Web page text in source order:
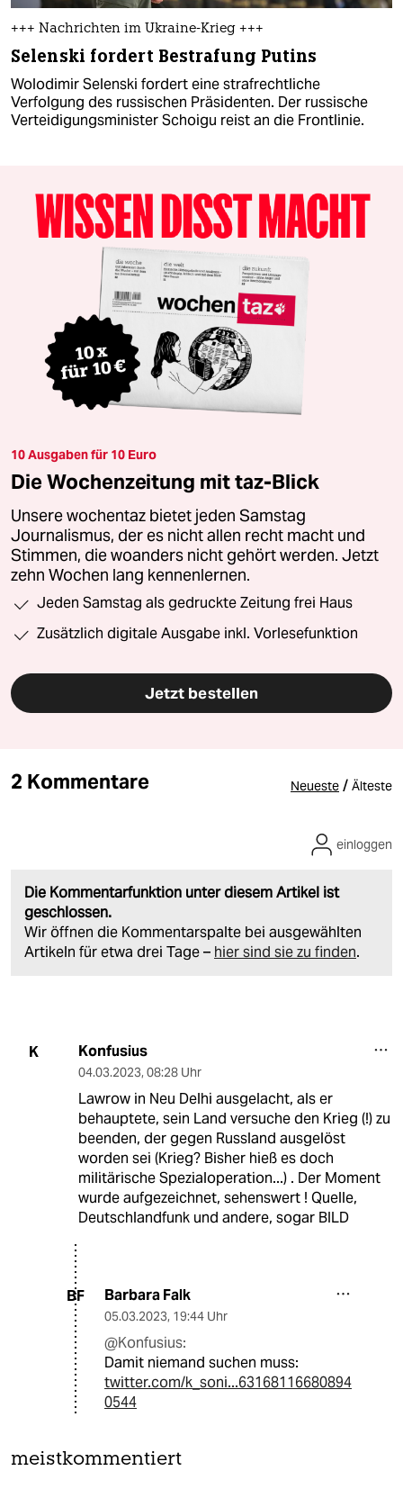
+++ Nachrichten im Ukraine-Krieg +++
Selenski fordert Bestrafung Putins
Wolodimir Selenski fordert eine strafrechtliche
Verfolgung des russischen Präsidenten. Der russische
Verteidigungsminister Schoigu reist an die Frontlinie.
10 Ausgaben für 10 Euro
Die Wochenzeitung mit taz-Blick
Unsere wochentaz bietet jeden Samstag
Journalismus, der es nicht allen recht macht und
Stimmen, die woanders nicht gehört werden. Jetzt
zehn Wochen lang kennenlernen.
Jeden Samstag als gedruckte Zeitung frei Haus
Zusätzlich digitale Ausgabe inkl. Vorlesefunktion
Jetzt bestellen
2 Kommentare Neueste / Älteste
Die Kommentarfunktion unter diesem Artikel ist
geschlossen.
Wir öffnen die Kommentarspalte bei ausgewählten
Artikeln für etwa drei Tage – hier sind sie zu finden.
einloggen
K Konfusius
04.03.2023, 08:28 Uhr
Lawrow in Neu Delhi ausgelacht, als er
behauptete, sein Land versuche den Krieg (!) zu
beenden, der gegen Russland ausgelöst
worden sei (Krieg? Bisher hieß es doch
militärische Spezialoperation...) . Der Moment
wurde aufgezeichnet, sehenswert ! Quelle,
Deutschlandfunk und andere, sogar BILD
BF Barbara Falk
05.03.2023, 19:44 Uhr
@Konfusius:
Damit niemand suchen muss:
twitter.com/k_soni...63168116680894
0544
meistkommentiert